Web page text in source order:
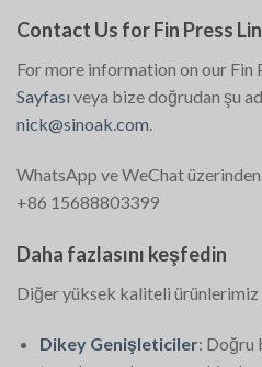
Contact Us for Fin Press
For more information on our Fin
Sayfası veya bize doğrudan şu
nick@sinoak.com.
WhatsApp ve WeChat
+86 15688803399
Daha fazlasını keşfedin
Diğer yüksek kaliteli ürünlerimiz
Dikey Genişleticiler: Doğru